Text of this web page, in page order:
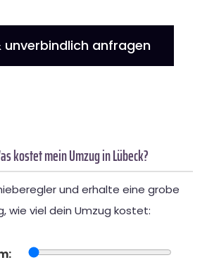
unverbindlich anfragen
kostet mein Umzug in Lübeck?
und erhalte eine grobe
wie viel dein Umzug kostet: